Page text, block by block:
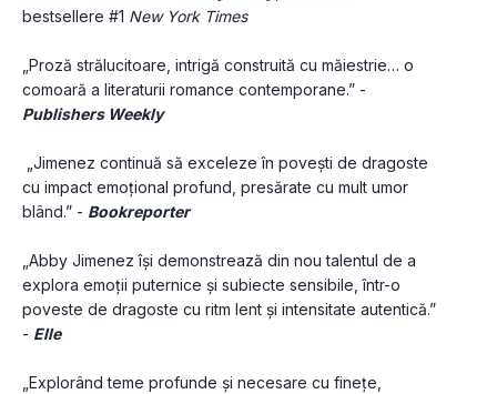
bestsellere #1 New York Times
„Proză strălucitoare, intrigă construită cu măiestrie… o
Publishers Weekly
„Jimenez continuă să exceleze în povești de dragoste
cu impact emoțional profund, presărate cu mult umor
blând.” - Bookreporter
„Abby Jimenez își demonstrează din nou talentul de a
explora emoții puternice și subiecte sensibile, într-o
poveste de dragoste cu ritm lent și intensitate autentică.”
- Elle
„Explorând teme profunde și necesare cu finețe,